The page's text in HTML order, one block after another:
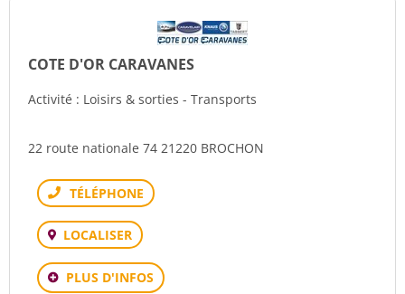
COTE D'OR CARAVANES
Activité : Loisirs & sorties - Transports
22 route nationale 74 21220 BROCHON
Téléphone
LOCALISER
PLUS D'INFOS